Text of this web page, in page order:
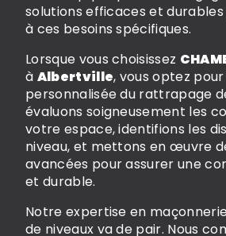
solutions efficaces et
à ces besoins spécifiques.
Lorsque vous choisissez
à Albertville, vous optez
personnalisée du rattrapage
évaluons soigneusement les
votre espace, identifions les
niveau, et mettons en œuvre
avancées pour assurer une
et durable.
Notre expertise en
de niveaux va de pair. Nous